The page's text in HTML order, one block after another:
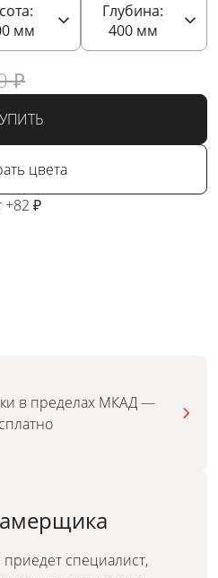
мм
Глубина:
400мм
₽
цвета
+82 ₽
в пределах МКАД —
специалист,